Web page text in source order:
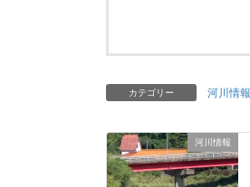
カテゴリー 河川情報
河川情報